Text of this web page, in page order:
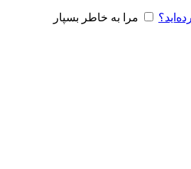
مرا به خاطر بسپار